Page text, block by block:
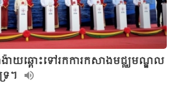
ាយឆ្ពោះទៅរកការកសាងមជ្ឈមណ្ឌល
។